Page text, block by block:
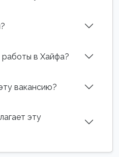
работы в Хайфа?
вакансию?
эту